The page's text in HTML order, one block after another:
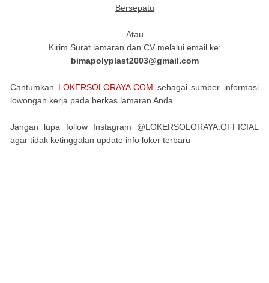
Bersepatu
Atau
Kirim Surat lamaran dan CV melalui email ke:
bimapolyplast2003@gmail.com
Cantumkan LOKERSOLORAYA.COM sebagai sumber informasi
lowongan kerja pada berkas lamaran Anda
Jangan lupa follow Instagram @LOKERSOLORAYA.OFFICIAL
agar tidak ketinggalan update info loker terbaru